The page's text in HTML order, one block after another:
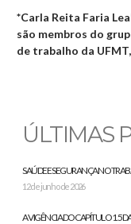
*Carla Reita Faria
são membros do
de trabalho da
ÚLTIMAS
SAÚDE E SEGURANÇA NO
12 de junho de 2026
A VIGÊNCIA DO CAPÍTULO 1.5